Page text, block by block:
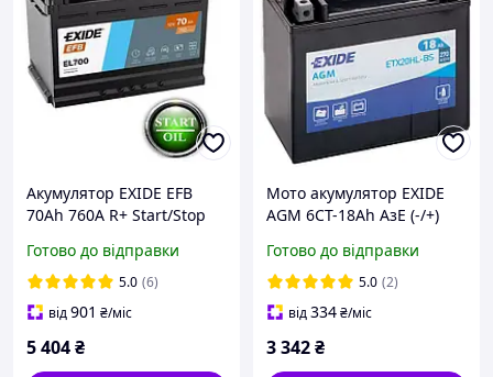
Акумулятор EXIDE EFB
70Аh 760A R+ Start/Stop
Готово до відправки
5.0 (6)
від901 ₴/міс
5 404₴
Мото акумулятор EXIDE
AGM 6СТ-18Ah АзЕ (-/+)
Готово до відправки
5.0 (2)
від334₴/міс
3 342₴